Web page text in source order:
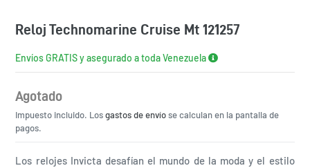
Reloj Technomarine Cruise Mt 121257
Envíos GRATIS y asegurado a toda Venezuela
Precio
habitual
Agotado
Impuesto incluido. Losgastos de envíose calculan en la pantalla de
pagos.
Los relojes Invicta desafían el mundo de la moda y el estilo